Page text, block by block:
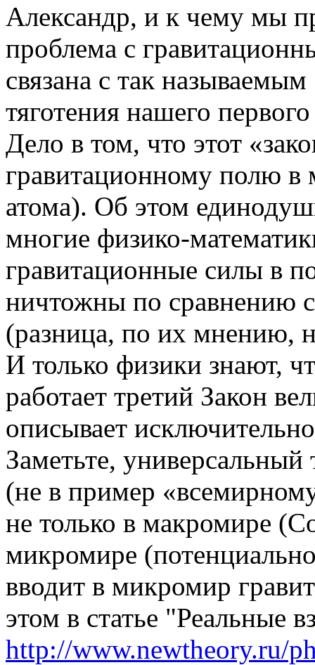
Александр, и к чему мы
проблема с
связана с так
тяготения нашего
Дело в том, что этот
гравитационному полю в
атома). Об этом
многие физико-
гравитационные силы в
ничтожны по сравнению
(разница, по их мнению,
И только физики знают,
работает третий Закон
описывает
Заметьте, универсальный
(не в пример
не только в макромире
микромире
вводит в микромир
этом в статье "Реальные
http://www.newtheory.ru/